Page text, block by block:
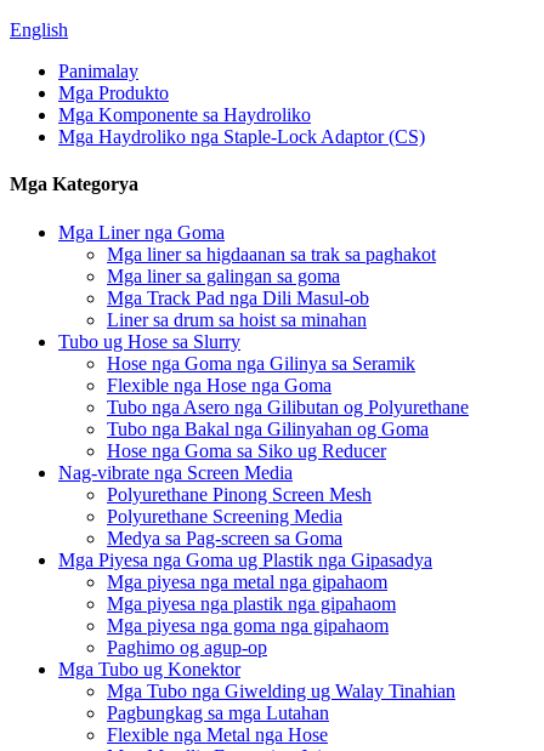
English
Panimalay
Mga Produkto
Mga Komponente sa Haydroliko
Mga Haydroliko nga Staple-Lock Adaptor (CS)
Mga Kategorya
Mga Liner nga Goma
Mga liner sa higdaanan sa trak sa paghakot
Mga liner sa galingan sa goma
Mga Track Pad nga Dili Masul-ob
Liner sa drum sa hoist sa minahan
Tubo ug Hose sa Slurry
Hose nga Goma nga Gilinya sa Seramik
Flexible nga Hose nga Goma
Tubo nga Asero nga Gilibutan og Polyurethane
Tubo nga Bakal nga Gilinyahan og Goma
Hose nga Goma sa Siko ug Reducer
Nag-vibrate nga Screen Media
Polyurethane Pinong Screen Mesh
Polyurethane Screening Media
Medya sa Pag-screen sa Goma
Mga Piyesa nga Goma ug Plastik nga Gipasadya
Mga piyesa nga metal nga gipahaom
Mga piyesa nga plastik nga gipahaom
Mga piyesa nga goma nga gipahaom
Paghimo og agup-op
Mga Tubo ug Konektor
Mga Tubo nga Giwelding ug Walay Tinahian
Pagbungkag sa mga Lutahan
Flexible nga Metal nga Hose